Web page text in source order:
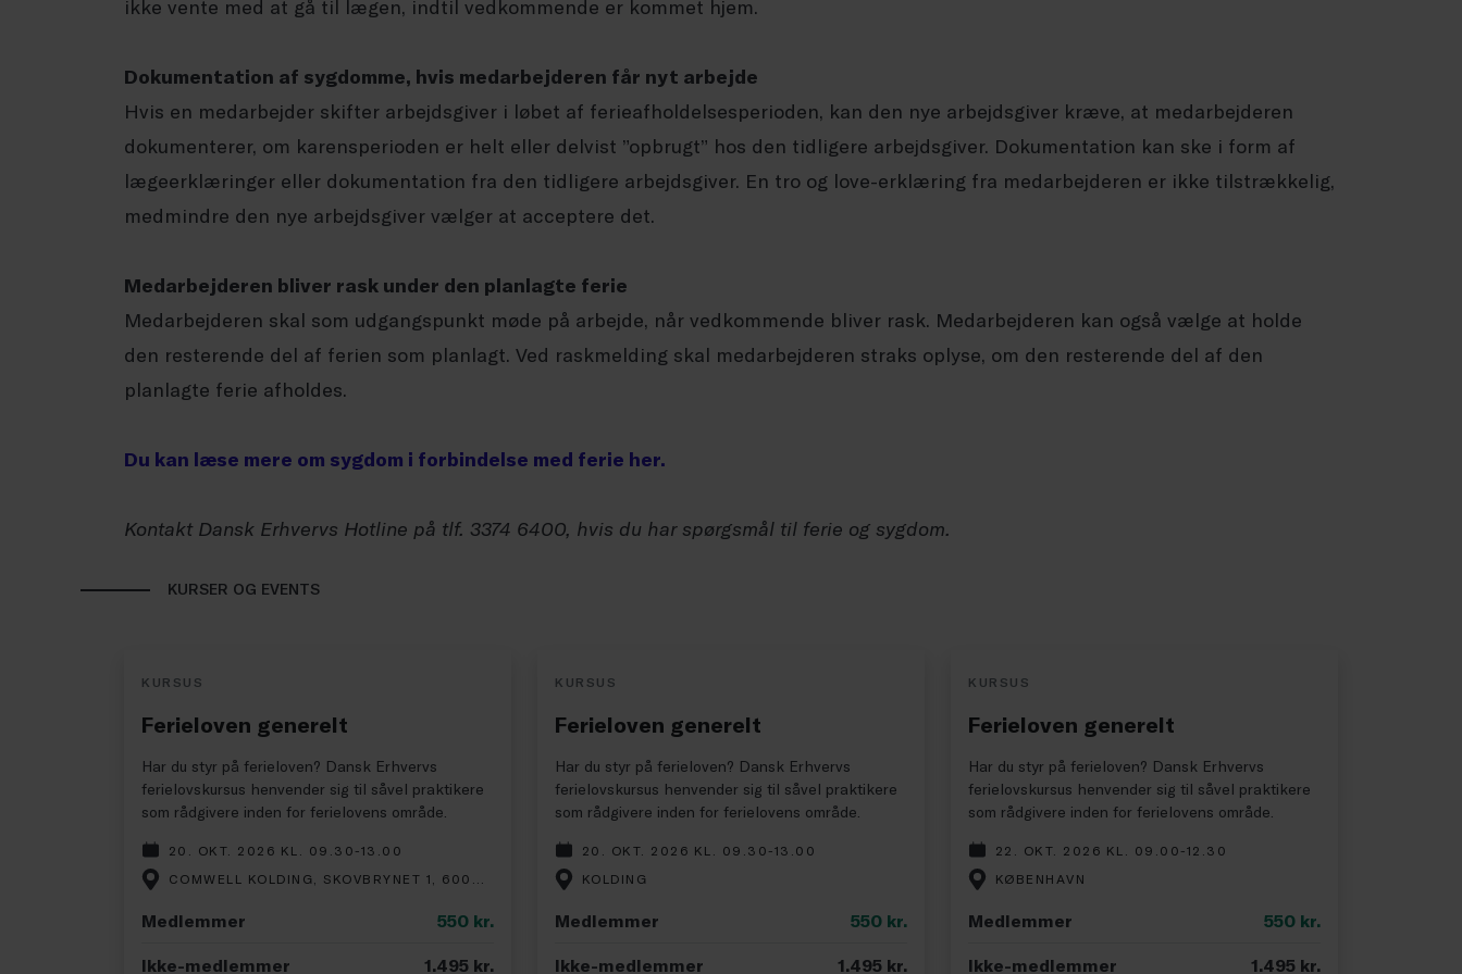
ikke vente med at gå til lægen, indtil vedkommende er kommet hjem.
Dokumentation af sygdomme, hvis medarbejderen får nyt arbejde
Hvis en medarbejder skifter arbejdsgiver i løbet af ferieafholdelsesperioden, kan den nye arbejdsgiver kræve, at medarbejderen
dokumenterer, om karensperioden er helt eller delvist ”opbrugt” hos den tidligere arbejdsgiver. Dokumentation kan ske i form af
lægeerklæringer eller dokumentation fra den tidligere arbejdsgiver. En tro og love-erklæring fra medarbejderen er ikke tilstrækkelig,
medmindre den nye arbejdsgiver vælger at acceptere det.
Medarbejderen bliver rask under den planlagte ferie
Medarbejderen skal som udgangspunkt møde på arbejde, når vedkommende bliver rask. Medarbejderen kan også vælge at holde
den resterende del af ferien som planlagt. Ved raskmelding skal medarbejderen straks oplyse, om den resterende del af den
planlagte ferie afholdes.
Du kan læse mere om sygdom i forbindelse med ferie her.
Kontakt Dansk Erhvervs Hotline på tlf. 3374 6400, hvis du har spørgsmål til ferie og sygdom.
KURSER OG EVENTS
KURSUS
Ferieloven generelt
Har du styr på ferieloven? Dansk Erhvervs
ferielovskursus henvender sig til såvel praktikere
som rådgivere inden for ferielovens område.
20. OKT. 2026 KL. 09.30-13.00
Medlemmer 550 kr.
Ikke-medlemmer 1.495 kr.
KURSUS
Ferieloven generelt
Har du styr på ferieloven? Dansk Erhvervs
ferielovskursus henvender sig til såvel praktikere
som rådgivere inden for ferielovens område.
20. OKT. 2026 KL. 09.30-13.00
KOLDING
Medlemmer 550 kr.
Ikke-medlemmer 1.495 kr.
KURSUS
Ferieloven generelt
Har du styr på ferieloven? Dansk Erhvervs
ferielovskursus henvender sig til såvel praktikere
som rådgivere inden for ferielovens område.
22. OKT. 2026 KL. 09.00-12.30
KØBENHAVN
Medlemmer 550 kr.
Ikke-medlemmer 1.495 kr.